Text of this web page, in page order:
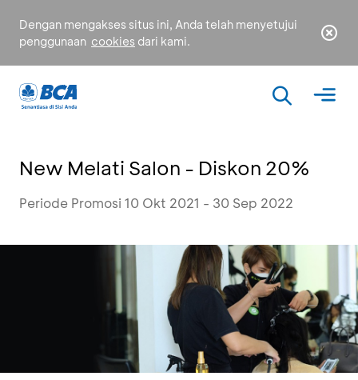
Dengan mengakses situs ini, Anda telah menyetujui
penggunaan cookies dari kami.
New Melati Salon - Diskon 20%
Periode Promosi 10 Okt 2021 - 30 Sep 2022